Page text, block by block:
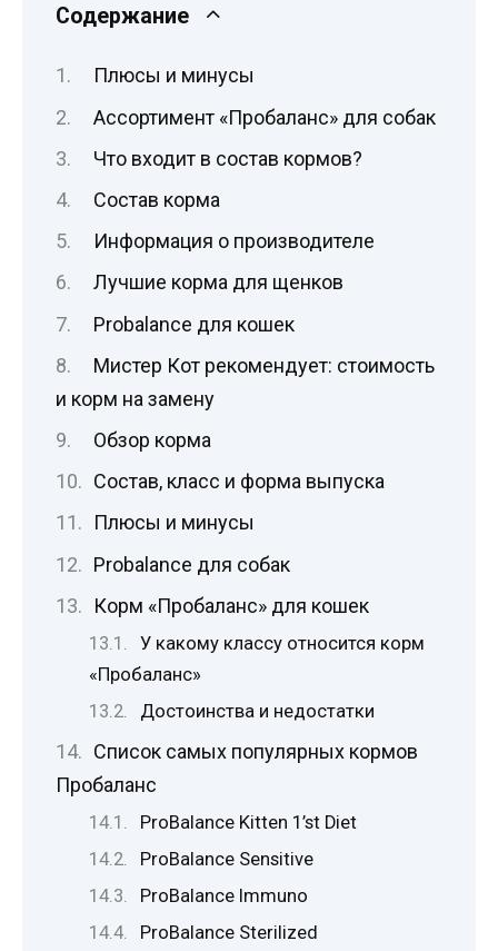
Содержание
Плюсы и минусы
Ассортимент «Пробаланс» для собак
Что входит в состав кормов?
Состав корма
Информация о производителе
Лучшие корма для щенков
Probalance для кошек
Мистер Кот рекомендует: стоимость
и корм на замену
Обзор корма
Состав, класс и форма выпуска
Плюсы и минусы
Probalance для собак
Корм «Пробаланс» для кошек
У какому классу относится корм
«Пробаланс»
Достоинства и недостатки
Список самых популярных кормов
Пробаланс
ProBalance Kitten 1’st Diet
ProBalance Sensitive
ProBalance Immuno
ProBalance Sterilized